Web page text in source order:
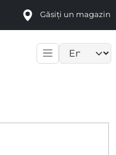
Găsiți un magazin